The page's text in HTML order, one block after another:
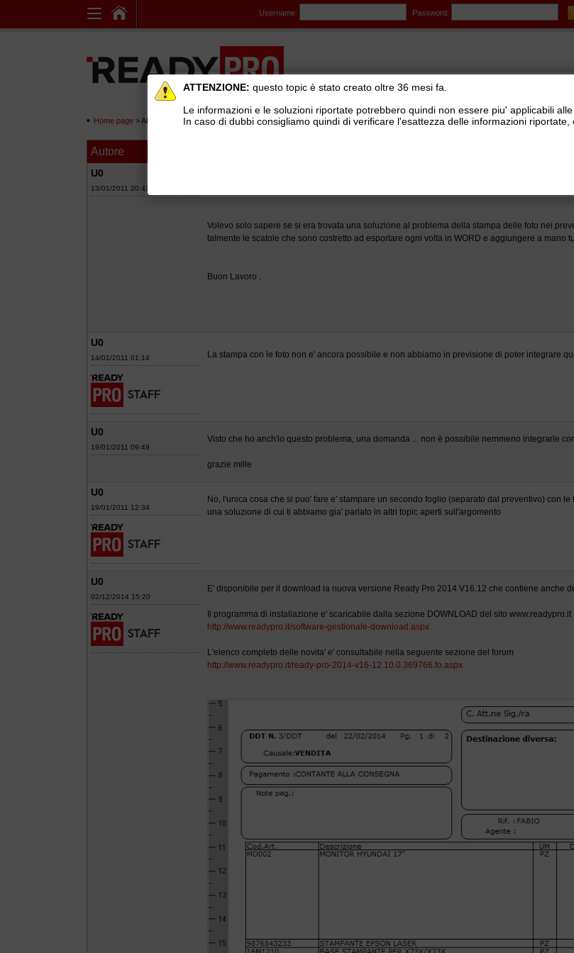
Username: Password:
Home page > AREE DI SUPPORTO TECNICO GRATUITO>Gestionale Ready Pro>Report editor
Autore
U0
13/01/2011 20:43
Volevo solo sapere se si era trovata una soluzione al problema della stampa delle foto nei
talmente le scatole che sono costretto ad esportare ogni volta in WORD e aggiungere a mano
Buon Lavoro .
U0
14/01/2011 01:14 La stampa con le foto non e' ancora possibile e non abbiamo in previsione di poter integrare
U0
19/01/2011 09:49
Visto che ho anch'io questo problema, una domanda ... non è possibile nemmeno integrarle
grazie mille
U0
19/01/2011 12:34
No, l'unica cosa che si puo' fare e' stampare un secondo foglio (separato dal preventivo) con
una soluzione di cui ti abbiamo gia' parlato in altri topic aperti sull'argomento
U0
02/12/2014 15:20
E' disponibile per il download la nuova versione Ready Pro 2014 V16.12 che contiene anche
Il programma di installazione e' scaricabile dalla sezione DOWNLOAD del sito www.readypro.it
http://www.readypro.it/software-gestionale-download.aspx
L'elenco completo delle novita' e' consultabile nella seguente sezione del forum
http://www.readypro.it/ready-pro-2014-v16-12.10.0.369766.fo.aspx
ATTENZIONE: questo topic è stato creato oltre 36 mesi fa.
Le informazioni e le soluzioni riportate potrebbero quindi non essere piu' applicabili
In caso di dubbi consigliamo quindi di verificare l'esattezza delle informazioni